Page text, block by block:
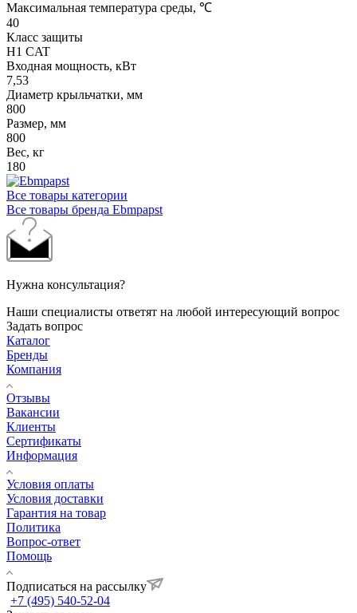
Максимальная температура среды, ℃
40
Класс защиты
H1 CAT
Входная мощность, кВт
7,53
Диаметр крыльчатки, мм
800
Размер, мм
800
Вес, кг
180
Все товары категории
Все товары бренда Ebmpapst
Нужна консультация?
Наши специалисты ответят на любой интересующий вопрос
Задать вопрос
Каталог
Бренды
Компания
Отзывы
Вакансии
Клиенты
Сертификаты
Информация
Условия оплаты
Условия доставки
Гарантия на товар
Политика
Вопрос-ответ
Помощь
Подписаться на рассылку
+7 (495) 540-52-04